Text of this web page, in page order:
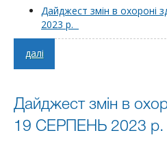
Дайджест змін в
2023 р.
далі
Дайджест змін в
19 СЕРПЕНЬ 2023 р.